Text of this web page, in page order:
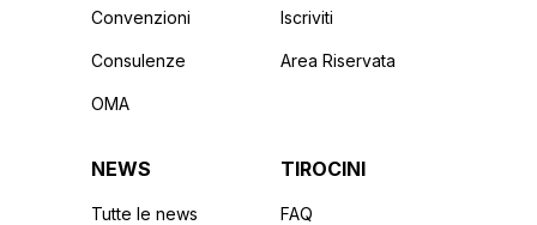
Convenzioni
Consulenze
OMA
Iscriviti
Area Riservata
NEWS
Tutte le news
TIROCINI
FAQ